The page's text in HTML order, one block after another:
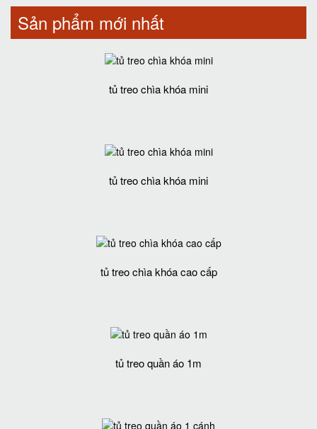
Sản phẩm mới nhất
tủ treo chìa khóa mini
tủ treo chìa khóa mini
tủ treo chìa khóa cao cấp
tủ treo quần áo 1m